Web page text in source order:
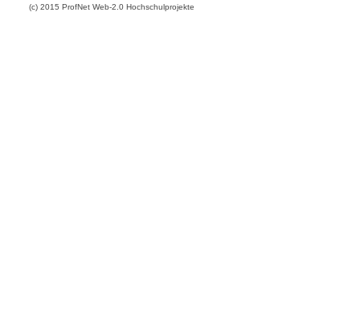
(c) 2015 ProfNet Web-2.0 Hochschulprojekte